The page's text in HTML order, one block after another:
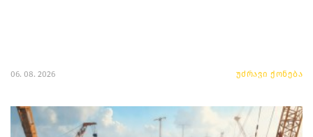
06. 08. 2026 უძრავი ქონება